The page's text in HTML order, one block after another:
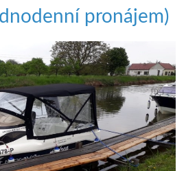
pronájem)